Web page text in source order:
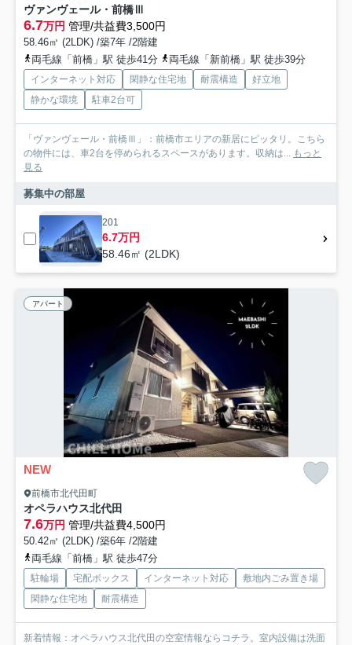
ヴァンヴェール・前橋Ⅲ
6.7万円 管理/共益費3,500円
58.46㎡ (2LDK) /築7年 /2階建
両毛線「前橋」駅 徒歩41分
両毛線「新前橋」駅 徒歩39分
インターネット対応 閑静な住宅地 耐震構造
好立地
静かな環境
駐車2台可
「ヴァンヴェール・前橋Ⅲ」：前橋市エリアの新居にピッタリ。こちら
の物件には、車2台を停められるスペースがあります。収納は... もっと
見る
募集中の部屋
201
6.7万円
58.46㎡ (2LDK)
アパート
NEW
前橋市北代田町
オペラハウス北代田
7.6万円 管理/共益費4,500円
50.42㎡ (2LDK) /築6年 /2階建
両毛線「前橋」駅 徒歩47分
駐輪場 宅配ボックス インターネット対応
敷地内ごみ置き場
閑静な住宅地
耐震構造
新着情報：オペラハウス北代田の空室情報ならコチラ。室内設備は洗面